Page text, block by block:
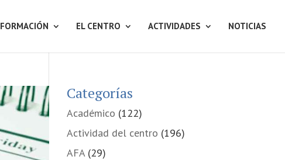
FORMACIÓN EL CENTRO ACTIVIDADES NOTICIAS
Categorías
Académico (122)
Actividad del centro (196)
AFA(29)